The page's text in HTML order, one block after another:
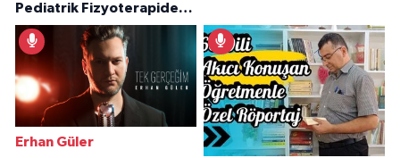
Pediatrik Fizyoterapiden
İlham Veren Hikâyeler
Erhan Güler